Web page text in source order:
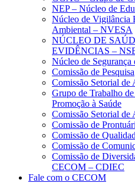
NEP – Núcleo de
Núcleo de Vigilância
Ambiental – NVESA
NÚCLEO DE
EVIDÊNCIAS –
Núcleo de
Comissão de Pesquisa
Comissão Setorial de
Grupo de Trabalho
Promoção à Saúde
Comissão Setorial
Comissão de
Comissão de
Comissão de
Comissão de
CECOM – CDIEC
Fale com o CECOM